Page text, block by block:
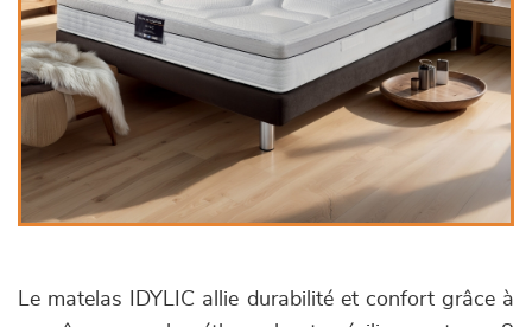
Le matelas IDYLIC allie durabilité et confort grâce à